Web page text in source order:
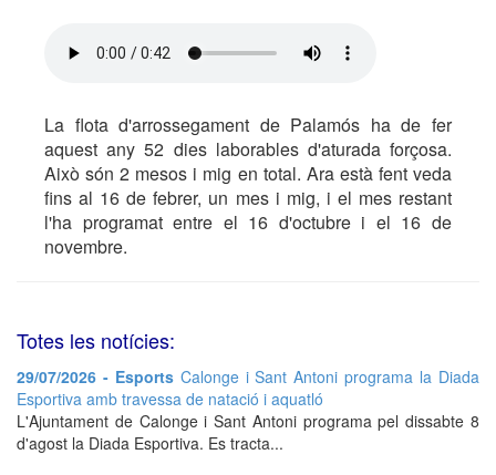
La flota d'arrossegament de Palamós ha de fer
aquest any 52 dies laborables d'aturada forçosa.
Això són 2 mesos i mig en total. Ara està fent veda
fins al 16 de febrer, un mes i mig, i el mes restant
l'ha programat entre el 16 d'octubre i el 16 de
novembre.
Totes les notícies:
29/07/2026 - Esports Calonge i Sant Antoni programa la Diada
Esportiva amb travessa de natació i aquatló
L'Ajuntament de Calonge i Sant Antoni programa pel dissabte 8
d'agost la Diada Esportiva. Es tracta...